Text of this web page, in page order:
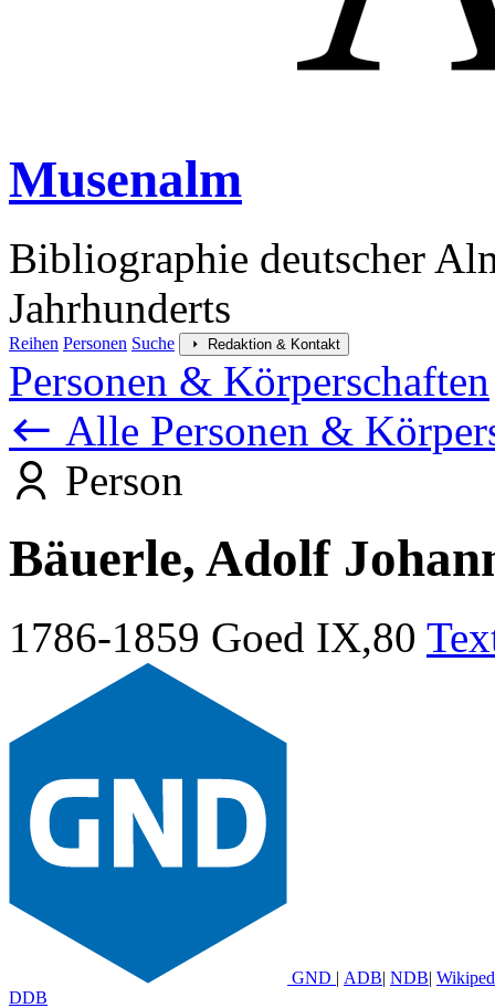
Musenalm
Bibliographie deutscher
Jahrhunderts
Reihen Personen Suche Redaktion & Kontakt
Personen & Körperschaften
Alle Personen &
Person
Bäuerle, Adolf
1786-1859 Goed IX,80
GND | ADB| NDB|
DDB